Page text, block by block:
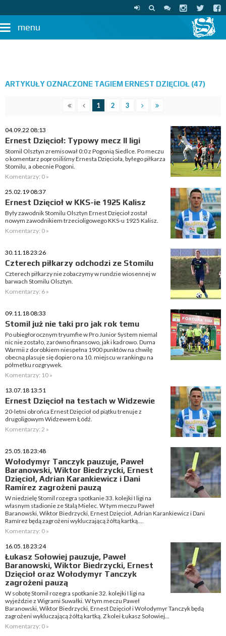
menu
ARTYKUŁY OZNACZONE TAGIEM ERNEST DZIĘCIOŁ (47)
1 2 3
04.09.22 08:13
Ernest Dzięcioł: Typowy mecz II ligi
Stomil Olsztyn zremisował 0:0 z Pogonią Siedlce. Po meczu
o komentarz poprosiliśmy Ernesta Dzięcioła, byłego piłkarza
Stomilu, a obecnie Pogoni.
Komentarzy: 0 »
25.02.19 08:37
Ernest Dzięcioł w KKS-ie 1925 Kalisz
Były zawodnik Stomilu Olsztyn Ernest Dzięcioł został
nowym zawodnikiem trzecioligowego KKS-u 1925 Kalisz.
Komentarzy: 0 »
30.11.18 23:26
Czterech piłkarzy odchodzi ze Stomilu
Czterech piłkarzy nie zobaczymy w rundzie wiosennej w
barwach Stomilu Olsztyn.
Komentarzy: 6 »
09.11.18 08:33
Stomil już nie taki pro jak rok temu
Po ubiegłorocznym tryumfie w Pro Junior System niemal
nic nie zostało, zarówno finansowo, jak i kadrowo. Duma
Warmii z dorobkiem niespełna 1900 punktów na chwilę
obecną plasuje się dopiero na 10. miejscu w rankingu na
półmetku rozgrywek.
Komentarzy: 10 »
13.07.18 13:51
Ernest Dzięcioł na testach w Widzewie
20-letni obrońca Ernest Dzięcioł od piątku trenuje z
drugoligowym Widzewem Łódź.
Komentarzy: 2 »
25.05.18 23:48
Wołodymyr Tanczyk pauzuje, Paweł
Baranowski, Wiktor Biedrzycki, Ernest
Dzięcioł, Adrian Karankiewicz i Dani
Ramírez zagrożeni pauzą
W niedzielę Stomil rozegra spotkanie 33. kolejki I ligi na
własnym stadionie ze Stalą Mielec. W tym meczu Paweł
Baranowski, Wiktor Biedrzycki, Ernest Dzięcioł, Adrian Karankiewicz i Dani
Ramírez będą zagrożeni wykluczającą żółtą kartką....
Komentarzy: 0 »
16.05.18 23:24
Łukasz Sołowiej pauzuje, Paweł
Baranowski, Wiktor Biedrzycki, Ernest
Dzięcioł oraz Wołodymyr Tanczyk
zagrożeni pauzą
W sobotę Stomil rozegra spotkanie 32. kolejki I ligi na
wyjeździe z Wigrami Suwałki. W tym meczu Paweł
Baranowski, Wiktor Biedrzycki, Ernest Dzięcioł i Wołodymyr Tanczyk będą
zagrożeni wykluczającą żółtą kartką. Z kolei Łukasz Sołowiej...
Komentarzy: 0 »